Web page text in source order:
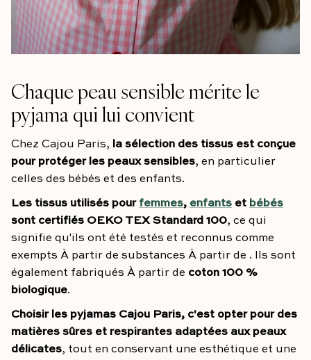
Chaque peau sensible mérite le
pyjama qui lui convient
Chez Cajou Paris,
la sélection des tissus est conçue
pour protéger les peaux sensibles, en particulier
celles des bébés et des enfants.
Les tissus utilisés pour femmes, enfants et bébés
sont certifiés OEKO TEX Standard 100, ce qui
signifie qu'ils ont été testés et reconnus comme
exempts À partir de substances À partir de . Ils sont
également fabriqués À partir de coton 100 %
biologique.
Choisir les pyjamas Cajou Paris, c'est opter pourdes
matières sûres et respirantes adaptées aux peaux
délicates, tout en conservant une esthétique et une